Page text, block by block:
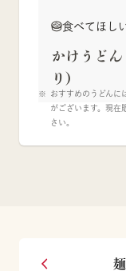
食べてほし
かけうど
り）
おすすめのうどんに
がございます。現在
さい。